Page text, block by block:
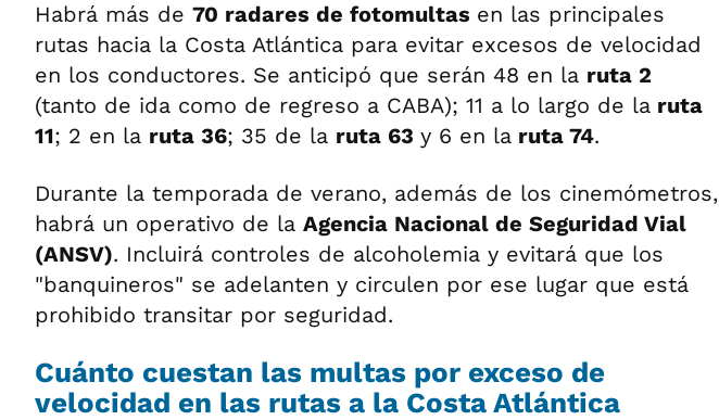
Habrá más de 70 radares de fotomultas en las principales
rutas hacia la Costa Atlántica para evitar excesos de velocidad
en los conductores. Se anticipó que serán 48 en la ruta 2
(tanto de ida como de regreso a CABA); 11 a lo largo de la ruta
11; 2 en la ruta 36; 35 de la ruta 63 y 6 en la ruta 74.
Durante la temporada de verano, además de los cinemómetros,
habrá un operativo de la Agencia Nacional de Seguridad Vial
(ANSV). Incluirá controles de alcoholemia y evitará que los
"banquineros" se adelanten y circulen por ese lugar que está
prohibido transitar por seguridad.
Cuánto cuestan las multas por exceso de
velocidad en las rutas a la Costa Atlántica